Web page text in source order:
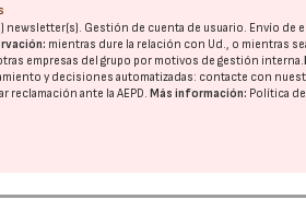
newsletter(s). Gestión de cuenta de usuario. Envío de
mientras dure la relación con Ud., o mientras
empresas del grupo por motivos de gestión interna.
y decisiones automatizadas: contacte con
reclamación ante laAEPD.Más información: Política